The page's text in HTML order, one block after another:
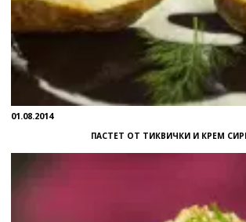
01.08.2014
ПАСТЕТ ОТ ТИКВИЧКИ И КРЕМ